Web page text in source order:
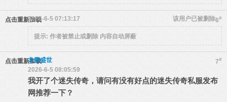
点击重新加载 6#
该用户已被删除
2026-6-5 07:13:17
提示: 作者被禁止或删除 内容自动屏蔽
点击重新加载 7#
龙腾盛世
2026-6-5 08:05:59
我开了个迷失传奇，请问有没有好点的迷失传奇私服发布
网推荐一下？